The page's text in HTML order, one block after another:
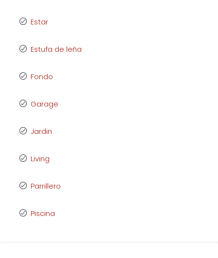
Estar
Estufa de leña
Fondo
Garage
Jardin
Living
Parrillero
Piscina